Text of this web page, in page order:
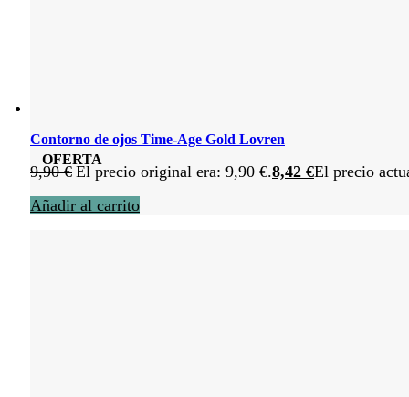
OFERTA
Contorno de ojos Time-Age Gold Lovren
9,90€ El precio original era: 9,90 €.8,42 €El precio
Añadir al carrito